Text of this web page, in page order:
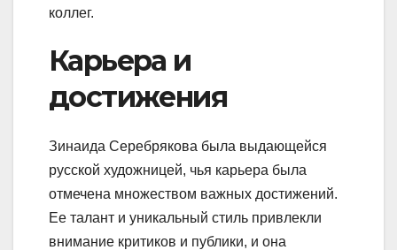
коллег.
Карьера и
достижения
Зинаида Серебрякова была выдающейся
русской художницей, чья карьера была
отмечена множеством важных достижений.
Ее талант и уникальный стиль привлекли
внимание критиков и публики, и она